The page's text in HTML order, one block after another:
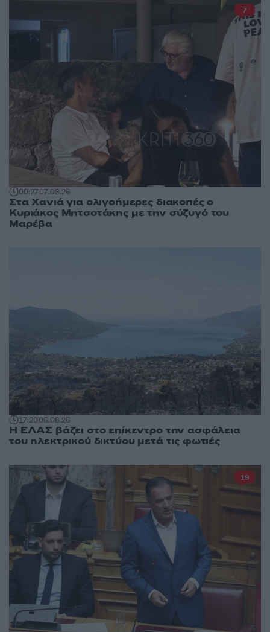
00:2707.08.26
Στα Χανιά για ολιγοήμερες διακοπές ο
Κυριάκος Μητσοτάκης με την σύζυγό του
Μαρέβα
7
17:2006.08.26
Η ΕΛΑΣ βάζει στο επίκεντρο την ασφάλεια
του ηλεκτρικού δικτύου μετά τις φωτιές
19